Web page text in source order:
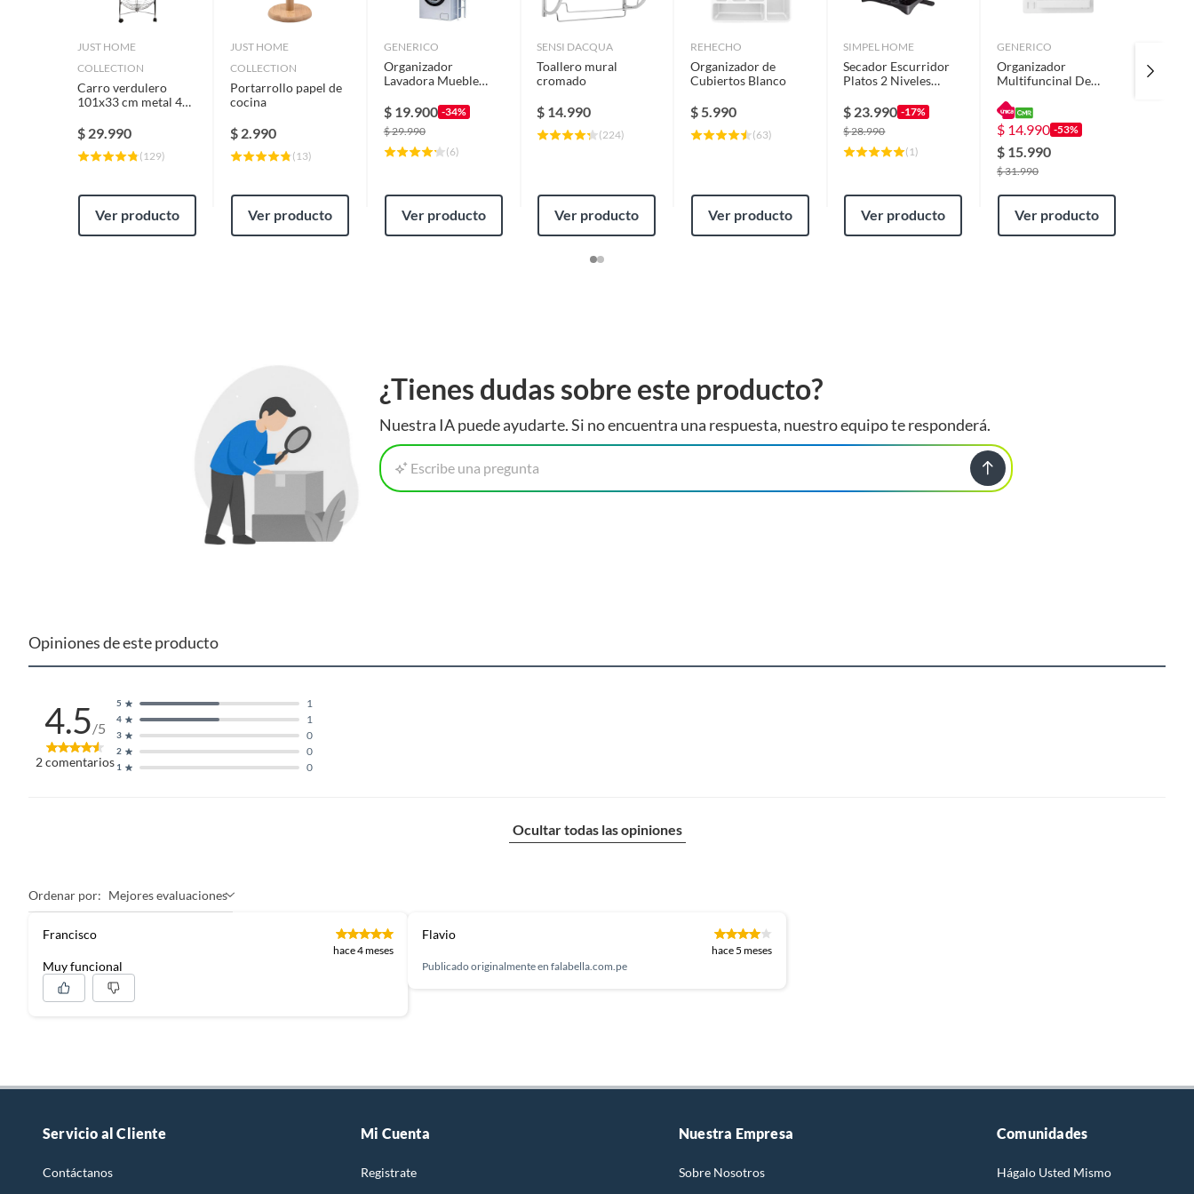
JUST HOME
COLLECTION
Carro verdulero
101x33 cm metal 4
$ 29.990
( 129)
Ver producto
JUST HOME
COLLECTION
Portarrollo papel de
cocina
$ 2.990
( 13)
Ver producto
GENERICO
Organizador
Lavadora Mueble
Niveles Multiuso
$ 19.900 -34%
$29.990
(6)
Ver producto
SENSI DACQUA
Toallero mural
cromado
$ 14.990
(224)
Ver producto
REHECHO
Organizador de
Cubiertos Blanco
$ 5.990
(63)
Ver producto
SIMPEL HOME
Secador Escurridor
Platos 2 Niveles
Moderno
$ 23.990 -17%
$28.990
( 1)
Ver producto
GENERICO
Organizador
Multifuncinal De
Cocina
$ 14.990 -53%
$ 15.990
$31.990
Ver producto
Pared
¿Tienes dudas sobre este producto?
Nuestra IA puede ayudarte. Si no encuentra una respuesta, nuestro equipo te responderá.
Escribe una pregunta
Opiniones de este producto
4.5/5
2comentarios 1 0
2 0
3 0
4 1
5 1
Ocultar todas las opiniones
Ordenar por: Mejores evaluaciones
Francisco
hace 4 meses
Muy funcional
Flavio
hace 5 meses
Publicado originalmente en falabella.com.pe
Servicio al Cliente
Contáctanos
Mi Cuenta
Registrate
Nuestra Empresa
Sobre Nosotros
Comunidades
Hágalo Usted Mismo